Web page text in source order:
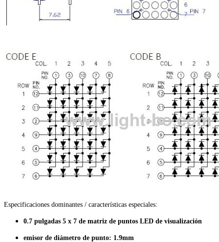
Especificaciones dominantes / características especiales:
0.7 pulgadas 5 x 7 de matriz de puntos LED de visualización
emisor de diámetro de punto: 1.9mm